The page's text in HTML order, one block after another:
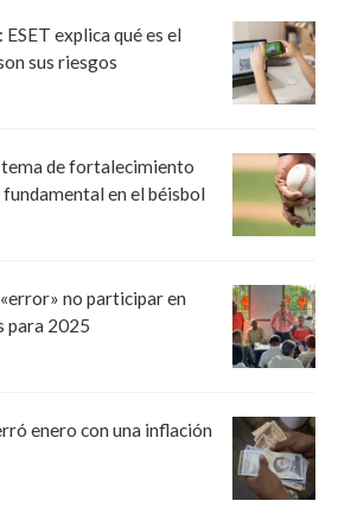
explica qué es el
sus riesgos
de fortalecimiento
en el béisbol
no participar en
para 2025
enero con una inflación